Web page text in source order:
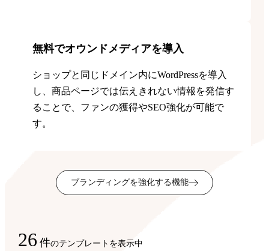
無料でオウンドメディアを導入
ショップと同じドメイン内にWordPressを導入
し、商品ページでは伝えきれない情報を発信す
ることで、ファンの獲得やSEO強化が可能で
す。
ブランディングを強化する機能
26 件のテンプレートを表示中